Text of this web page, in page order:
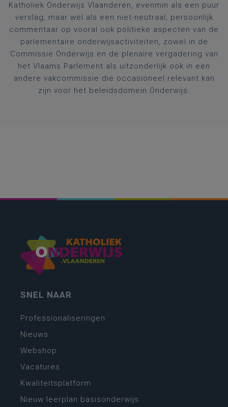
Katholiek Onderwijs Vlaanderen, evenmin als een puur
verslag, maar wel als een niet-neutraal, persoonlijk
commentaar op vooral ook politieke aspecten van de
parlementaire onderwijsactiviteiten, zowel in de
Commissie Onderwijs en de plenaire vergadering van
het Vlaams Parlement als uitzonderlijk ook in een
andere vakcommissie die occasioneel relevant kan
zijn voor het beleidsdomein Onderwijs.
SNEL NAAR
Professionaliseringen
Nieuws
Webshop
Vacatures
Kwaliteitsplatform
Nieuw leerplan basisonderwijs